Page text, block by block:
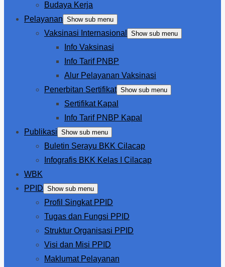
Budaya Kerja
Pelayanan Show sub menu
Vaksinasi Internasional Show sub menu
Info Vaksinasi
Info Tarif PNBP
Alur Pelayanan Vaksinasi
Penerbitan Sertifikat Show sub menu
Sertifikat Kapal
Info Tarif PNBP Kapal
Publikasi Show sub menu
Buletin Serayu BKK Cilacap
Infografis BKK Kelas I Cilacap
WBK
PPID Show sub menu
Profil Singkat PPID
Tugas dan Fungsi PPID
Struktur Organisasi PPID
Visi dan Misi PPID
Maklumat Pelayanan